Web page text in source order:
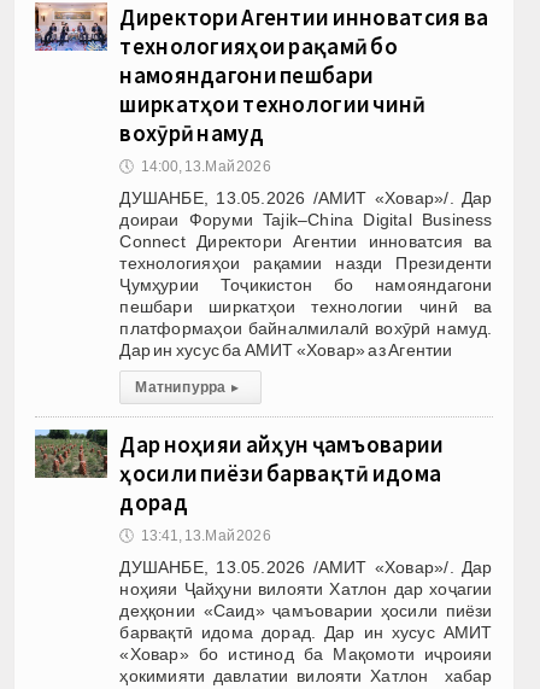
Директори Агентии инноватсия ва
технологияҳои рақамӣ бо
намояндагони пешбари
ширкатҳои технологии чинӣ
вохӯрӣ намуд
🕔 14:00, 13.Май 2026
ДУШАНБЕ, 13.05.2026 /АМИТ «Ховар»/. Дар
доираи Форуми Tajik–China Digital Business
Connect Директори Агентии инноватсия ва
технологияҳои рақамии назди Президенти
Ҷумҳурии Тоҷикистон бо намояндагони
пешбари ширкатҳои технологии чинӣ ва
платформаҳои байналмилалӣ вохӯрӣ намуд.
Дар ин хусус ба АМИТ «Ховар» аз Агентии
Матни пурра ▸
Дар ноҳияи Ҷайҳун ҷамъоварии
ҳосили пиёзи барвақтӣ идома
дорад
🕔 13:41, 13.Май 2026
ДУШАНБЕ, 13.05.2026 /АМИТ «Ховар»/. Дар
ноҳияи Ҷайҳуни вилояти Хатлон дар хоҷагии
деҳқонии «Саид» ҷамъоварии ҳосили пиёзи
барвақтӣ идома дорад. Дар ин хусус АМИТ
«Ховар» бо истинод ба Мақомоти иҷроияи
ҳокимияти давлатии вилояти Хатлон хабар